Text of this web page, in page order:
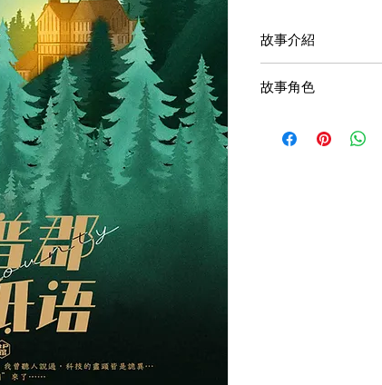
故事介紹
晦暗中甦醒沒有身份
人類的貪欲必致毀滅
現在「它們」來了
故事角色